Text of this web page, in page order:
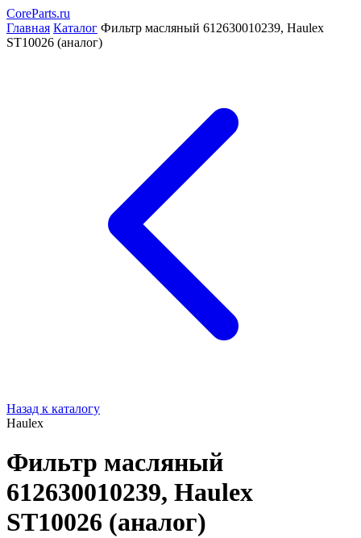
CoreParts.ru
Главная Каталог Фильтр масляный 612630010239, Haulex
ST10026 (аналог)
Назад к каталогу
Haulex
Фильтр масляный
612630010239, Haulex
ST10026 (аналог)